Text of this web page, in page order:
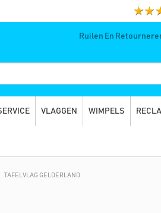
Ruilen En
VLAGGEN WIMPELS
TAFELVLAG GELDERLAND